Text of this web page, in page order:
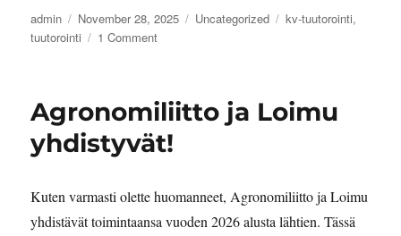
Author
admin
Posted
on
November 28, 2025 Categories
Uncategorized Tags
kv-tuutorointi,
tuutorointi
1 Commenton
Agronomiliitto ja Loimu
yhdistyvät!
Kuten varmasti olette huomanneet, Agronomiliitto ja Loimu
yhdistävät toimintaansa vuoden 2026 alusta lähtien. Tässä